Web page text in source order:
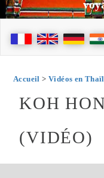
Accueil > Vidéos en
KOH
(VIDÉO)